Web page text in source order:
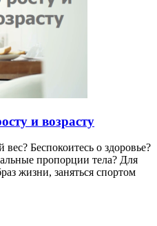
и возрасту
Беспокоитесь о здоровье?
пропорции тела? Для
жизни, заняться спортом